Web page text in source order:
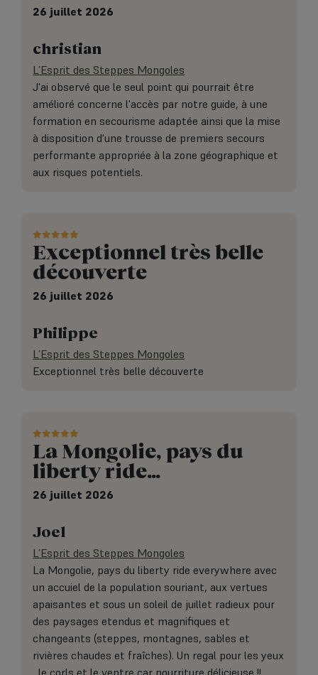
26 juillet 2026
christian
L’Esprit des Steppes Mongoles
J'ai observé que le seul point qui pourrait être
amélioré concerne l'accès par notre guide, à une
formation en secourisme adaptée ainsi que la mise
à disposition d'une trousse de premiers secours
performante appropriée à la zone géographique et
aux risques potentiels.
Exceptionnel très belle
découverte
26 juillet 2026
Philippe
L’Esprit des Steppes Mongoles
Exceptionnel très belle découverte
La Mongolie, pays du
liberty ride…
26 juillet 2026
Joel
L’Esprit des Steppes Mongoles
La Mongolie, pays du liberty ride everywhere avec
un accuiel de la population souriant, aux vertues
apaisantes et sous un soleil de juillet radieux pour
des paysages etendus et magnifiques et
changeants (steppes, montagnes, sables et
rivières chaudes et fraîches). Un regal pour les yeux
, le corls et le ventre car nourriture délicieuse !!